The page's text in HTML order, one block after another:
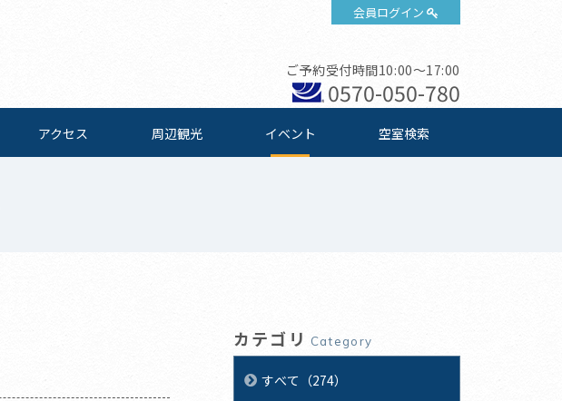
会員ログイン
ご予約受付時間10:00～17:00
0570-050-780
アクセス 周辺観光 イベント 空室検索
カテゴリ Category
すべて（274）